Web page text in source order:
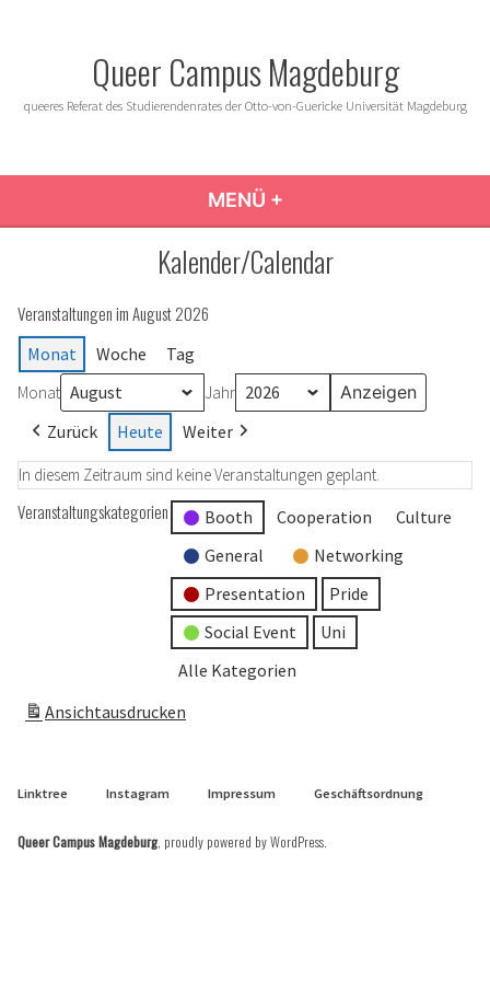
Queer Campus Magdeburg
queeres Referat des Studierendenrates der Otto-von-Guericke Universität Magdeburg
MENÜ +
Kalender/Calendar
Veranstaltungen im August 2026
Monat Woche Tag
Monat Jahr
Zurück Heute Weiter
In diesem Zeitraum sind keine Veranstaltungen geplant.
Veranstaltungskategorien Booth Cooperation
Culture
General
Networking
Presentation
Pride
Social Event
Uni
Alle Kategorien
Ansichtausdrucken
Linktree Instagram Impressum Geschäftsordnung
Queer Campus Magdeburg, proudly powered by WordPress.